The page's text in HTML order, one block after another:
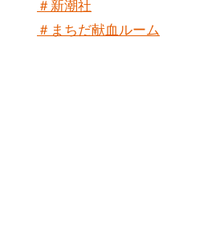
＃新潮社
＃まちだ献血ルーム